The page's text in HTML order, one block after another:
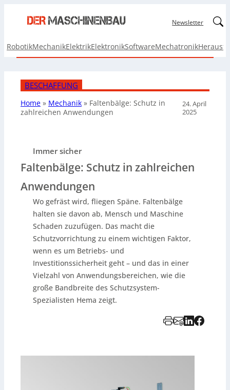
Newsletter
RobotikMechanikElektrikElektronikSoftwareMechatronik
BESCHAFFUNG
Home » Mechanik » Faltenbälge: Schutz in
zahlreichen Anwendungen
24. April
2025
Immer sicher
Faltenbälge: Schutz in zahlreichen
Anwendungen
Wo gefräst wird, fliegen Späne. Faltenbälge
halten sie davon ab, Mensch und Maschine
Schaden zuzufügen. Das macht die
Schutzvorrichtung zu einem wichtigen Faktor,
wenn es um Betriebs- und
Investitionssicherheit geht – und das in einer
Vielzahl von Anwendungsbereichen, wie die
große Bandbreite des Schutzsystem-
Spezialisten Hema zeigt.